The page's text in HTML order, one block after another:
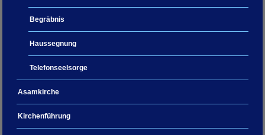
Begräbnis
Haussegnung
Telefonseelsorge
Asamkirche
Kirchenführung